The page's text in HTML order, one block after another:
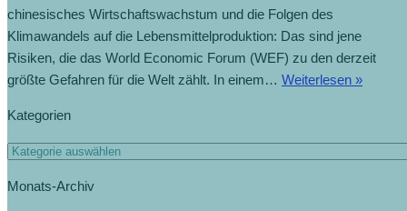
chinesisches Wirtschaftswachstum und die Folgen des
Klimawandels auf die Lebensmittelproduktion: Das sind jene
Risiken, die das World Economic Forum (WEF) zu den derzeit
größte Gefahren für die Welt zählt. In einem… Weiterlesen »
Kategorien
Monats-Archiv